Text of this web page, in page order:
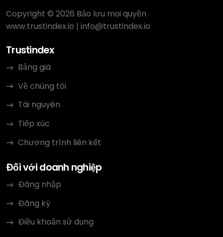
Copyright © 2026 Bảo lưu mọi quyền
www.trustindex.io | info@trustindex.io
Trustindex
Bảng giá
Về chúng tôi
Tài nguyên
Tiếp xúc
Chương trình liên kết
Đối với doanh nghiệp
Đăng nhập
Đăng ký
Điều khoản sử dụng